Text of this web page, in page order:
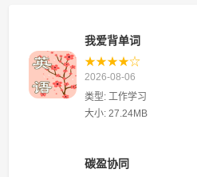
我爱背单词
★★★★☆
2026-08-06
类型: 工作学习
大小: 27.24MB
碳盈协同